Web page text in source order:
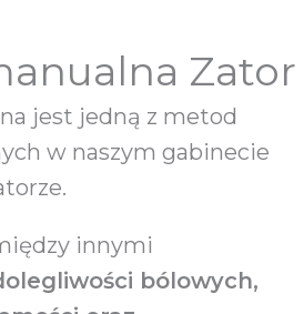
Zator
jest jedną z metod
w naszym gabinecie
innymi
bólowych,